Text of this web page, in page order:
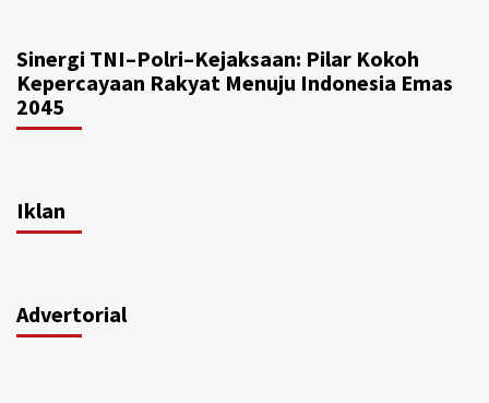
Sinergi TNI–Polri–Kejaksaan: Pilar Kokoh
Kepercayaan Rakyat Menuju Indonesia Emas
2045
Iklan
Advertorial